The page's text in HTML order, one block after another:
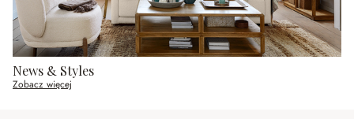
News & Styles
Zobacz więcej